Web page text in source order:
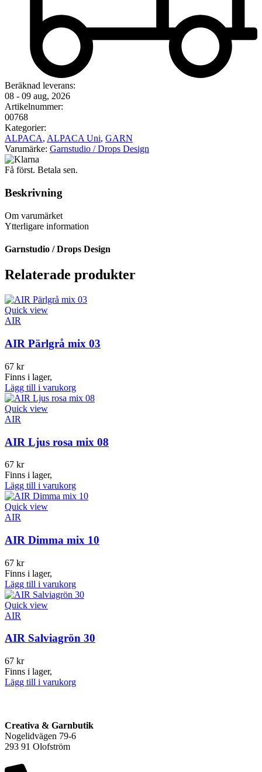
Beräknad leverans:
08 - 09 aug, 2026
Artikelnummer:
00768
Kategorier:
ALPACA, ALPACA Uni, GARN
Varumärke: Garnstudio / Drops Design
Få först. Betala sen.
Beskrivning
Om varumärket
Ytterligare information
Garnstudio / Drops Design
Relaterade produkter
Quick view
AIR
AIR Pärlgrå mix 03
67 kr
Finns i lager,
Lägg till i varukorg
Quick view
AIR
AIR Ljus rosa mix 08
67 kr
Finns i lager,
Lägg till i varukorg
Quick view
AIR
AIR Dimma mix 10
67 kr
Finns i lager,
Lägg till i varukorg
Quick view
AIR
AIR Salviagrön 30
67 kr
Finns i lager,
Lägg till i varukorg
Creativa & Garnbutik
Nogelidvägen 79-6
293 91 Olofström